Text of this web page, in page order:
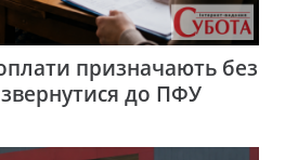
призначають без
до ПФУ